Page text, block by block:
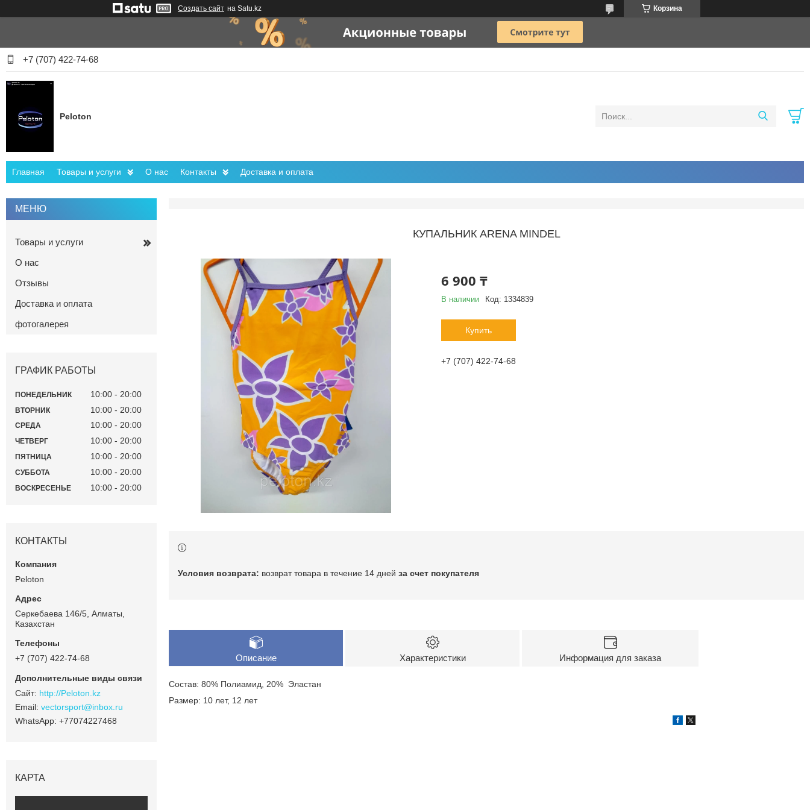
Создать сайт на Satu.kz Корзина
+7 (707) 422-74-68
Peloton
Главная Товары и услуги О нас Контакты Доставка и оплата
КУПАЛЬНИК ARENA MINDEL
6 900 ₸
В наличии Код: 1334839
Купить
+7 (707) 422-74-68
возврат товара в течение 14 дней за счет покупателя
Описание Характеристики Информация для заказа
Состав: 80% Полиамид, 20% Эластан
Размер: 10 лет, 12 лет
Товары и услуги
О нас
Отзывы
Доставка и оплата
фотогалерея
ГРАФИК РАБОТЫ
ПОНЕДЕЛЬНИК 10:00 20:00
ВТОРНИК 10:00 20:00
СРЕДА 10:00 20:00
ЧЕТВЕРГ 10:00 20:00
ПЯТНИЦА 10:00 20:00
СУББОТА 10:00 20:00
ВОСКРЕСЕНЬЕ 10:00 20:00
КОНТАКТЫ
Peloton
Серкебаева 146/5, Алматы,
Казахстан
+7 (707) 422-74-68
http://Peloton.kz
vectorsport@inbox.ru
+77074227468
КАРТА